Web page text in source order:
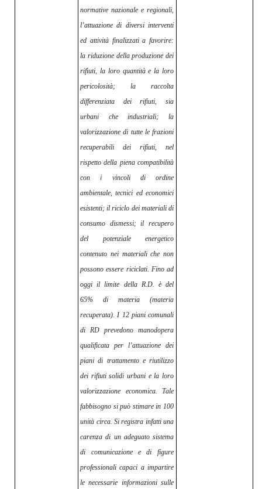
normative nazionale e regionali,
l’attuazione di diversi interventi
ed attività finalizzati a favorire:
la riduzione della produzione dei
rifiuti, la loro quantità e la loro
pericolosità; la raccolta
differenziata dei rifiuti, sia
urbani che industriali; la
valorizzazione di tutte le frazioni
recuperabili dei rifiuti, nel
rispetto della piena compatibilità
con i vincoli di ordine
ambientale, tecnici ed economici
esistenti; il riciclo dei materiali di
consumo dismessi; il recupero
del potenziale energetico
contenuto nei materiali che non
possono essere riciclati. Fino ad
oggi il limite della R.D. è del
65% di materia (materia
recuperata). I 12 piani comunali
di RD prevedono manodopera
qualificata per l’attuazione dei
piani di trattamento e riutilizzo
dei rifiuti solidi urbani e la loro
valorizzazione economica. Tale
fabbisogno si può stimare in 100
unità circa. Si registra infatti una
carenza di un adeguato sistema
di comunicazione e di figure
professionali capaci a impartire
le necessarie informazioni sulle